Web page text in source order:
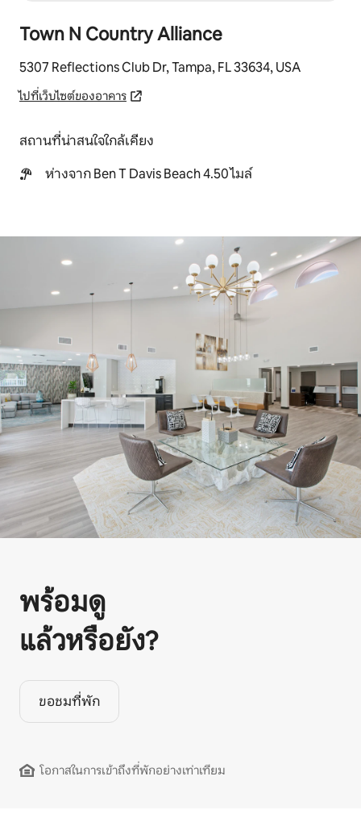
Town N Country Alliance
5307 Reflections Club Dr, Tampa, FL 33634, USA
ไปที่เว็บไซต์ของอาคาร
สถานที่น่าสนใจใกล้เคียง
ห่างจาก Ben T Davis Beach 4.50 ไมล์
พร้อมดู
แล้วหรือยัง?
ขอชมที่พัก
โอกาสในการเข้าถึงที่พักอย่างเท่าเทียม